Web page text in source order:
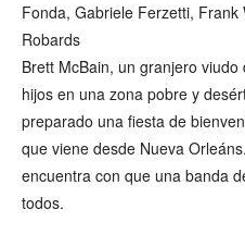
Fonda, Gabriele Ferzetti, Frank
Robards
Brett McBain, un granjero
hijos en una zona pobre y
preparado una fiesta de
que viene desde Nueva
encuentra con que una banda
todos.